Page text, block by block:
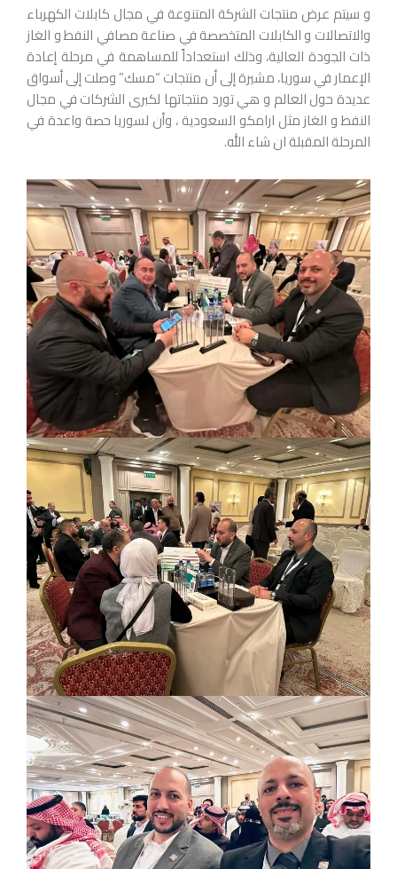
و سيتم عرض منتجات الشركة المتنوعة في مجال كابلات الكهرباء
والاتصالات و الكابلات المتخصصة في صناعة مصافي النفط و الغاز
ذات الجودة العالية، وذلك استعداداً للمساهمة في مرحلة إعادة
الإعمار في سوريا، مشيرة إلى أن منتجات “مسك” وصلت إلى أسواق
عديدة حول العالم و هي تورد منتجاتها لكبرى الشركات في مجال
النفط و الغاز مثل ارامكو السعودية ، وأن لسوريا حصة واعدة في
المرحلة المقبلة ان شاء الله.